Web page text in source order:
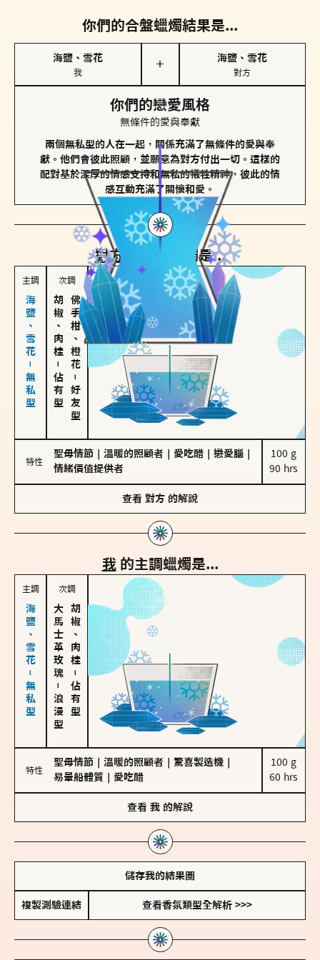
你們的合盤蠟燭結果是...
海鹽、雪花
我
＋
海鹽、雪花
對方
你們的戀愛風格
無條件的愛與奉獻
兩個無私型的人在一起，關係充滿了無條件的愛與奉
獻。他們會彼此照顧，並願意為對方付出一切。這樣的
配對基於深厚的情感支持和無私的犧牲精神，彼此的情
感互動充滿了關懷和愛。
對方 的主調蠟燭是...
主調
海鹽、雪花－無私型
次調
胡椒、肉桂
－
佔有型
佛手柑、橙花
－
好友型
特性
聖母情節 溫暖的照顧者 愛吃醋 戀愛腦
情緒價值提供者
100 g
90 hrs
查看 對方 的解說
我 的主調蠟燭是...
主調
海鹽、雪花－無私型
次調
大馬士革玫瑰
－
浪漫型
胡椒、肉桂
－
佔有型
特性
聖母情節 溫暖的照顧者 驚喜製造機
易暈船體質
愛吃醋
100 g
60 hrs
查看 我 的解說
儲存我的結果圖
複製測驗連結 查看香氛類型全解析 >>>